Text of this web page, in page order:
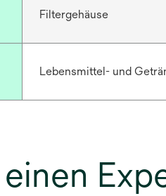
Filtergehäuse
Lebensmittel- und